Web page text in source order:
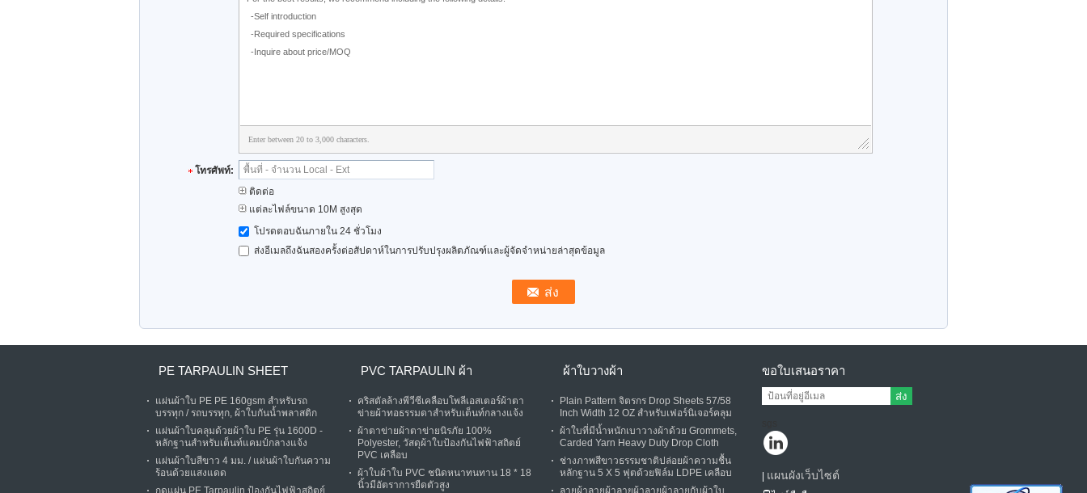
Enter between 20 to 3,000 characters.
โทรศัพท์:
ติดต่อ
แต่ละไฟล์ขนาด 10M สูงสุด
โปรดตอบฉันภายใน 24 ชั่วโมง
ส่งอีเมลถึงฉันสองครั้งต่อสัปดาห์ในการปรับปรุงผลิตภัณฑ์และผู้จัดจำหน่ายล่าสุดข้อมูล
PE TARPAULIN SHEET
แผ่นผ้าใบ PE PE 160gsm สำหรับรถ
บรรทุก / รถบรรทุก, ผ้าใบกันน้ำพลาสติก
แผ่นผ้าใบคลุมด้วยผ้าใบ PE รุ่น 1600D -
หลักฐานสำหรับเต็นท์แคมป์กลางแจ้ง
แผ่นผ้าใบสีขาว 4 มม. / แผ่นผ้าใบกันความ
ร้อนด้วยแสงแดด
กดแผ่น PE Tarpaulin ป้องกันไฟฟ้าสถิตย์
PVC TARPAULIN ผ้า
คริสตัลล้างพีวีซีเคลือบโพลีเอสเตอร์ผ้าตา
ข่ายผ้าทอธรรมดาสำหรับเต็นท์กลางแจ้ง
ผ้าตาข่ายผ้าตาข่ายนิรภัย 100%
Polyester, วัสดุผ้าใบป้องกันไฟฟ้าสถิตย์
PVC เคลือบ
ผ้าใบผ้าใบ PVC ชนิดหนาทนทาน 18 * 18
นิ้วมีอัตราการยืดตัวสูง
ผ้าใบวางผ้า
Plain Pattern จิตรกร Drop Sheets 57/58
Inch Width 12 OZ สำหรับเฟอร์นิเจอร์คลุม
ผ้าใบที่มีน้ำหนักเบาวางผ้าด้วย Grommets,
Carded Yarn Heavy Duty Drop Cloth
ช่างภาพสีขาวธรรมชาติปล่อยผ้าความชื้น
หลักฐาน 5 X 5 ฟุตด้วยฟิล์ม LDPE เคลือบ
ลายผ้าลายผ้าลายผ้าลายผ้าลายกับผ้าใบ
ขอใบเสนอราคา
ส่ง
แผนผังเว็บไซต์